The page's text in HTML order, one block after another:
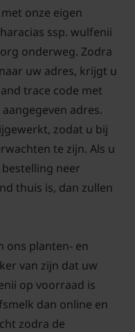
characias?
is een een hele
verzorging. In het
weg halen en na
weg knippen,
characias
doorlatend is op
de tuin.
een plant die met
gecombineerd in
met andere
onze eigen
ssp. wulfenii
onderweg. Zodra
uw adres, krijgt u
trace code met
adres.
zodat u bij
te zijn. Als u
neer
thuis is, dan zullen
ons planten- en
van zijn dat uw
op voorraad is
dan online en
zodra de